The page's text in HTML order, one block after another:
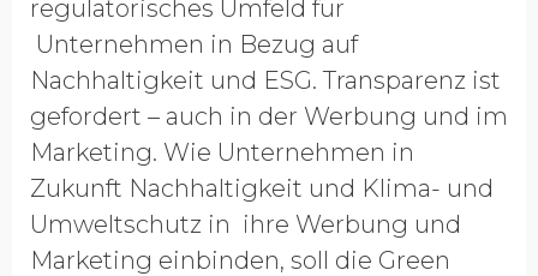
regulatorisches Umfeld für
Unternehmen in Bezug auf
Nachhaltigkeit und ESG. Transparenz ist
gefordert – auch in der Werbung und im
Marketing. Wie Unternehmen in
Zukunft Nachhaltigkeit und Klima- und
Umweltschutz in ihre Werbung und
Marketing einbinden, soll die Green